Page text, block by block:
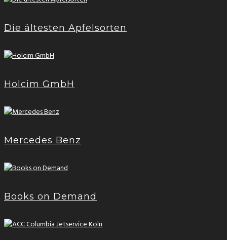
Die ältesten Apfelsorten
Holcim GmbH
Mercedes Benz
Books on Demand